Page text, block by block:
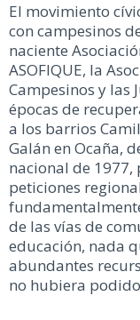
El movimiento
con campesinos
naciente
ASOFIQUE, la
Campesinos y las
épocas de
a los barrios
Galán en Ocaña,
nacional de 1977,
peticiones
de las vías de
educación, nada
abundantes
no hubiera